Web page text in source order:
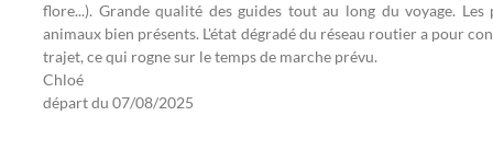
flore...). Grande qualité des guides tout au long du voyage.
animaux bien présents. L'état dégradé du réseau routier a pour
trajet, ce qui rogne sur le temps de marche prévu.
Chloé
départ du 07/08/2025